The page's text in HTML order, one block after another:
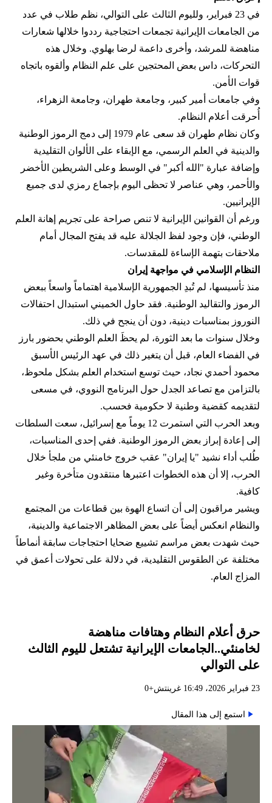
في 23 فبراير، ولليوم الثالث على التوالي، نظم طلاب في عدد
من الجامعات الإيرانية تجمعات احتجاجية رددوا خلالها شعارات
مناهضة للمرشد، وأخرى داعمة لرضا بهلوي. وخلال هذه
التحركات، داس بعض المحتجين على علم النظام وألقوه باتجاه
قوات الأمن.
وفي جامعات أمير كبير، وجامعة طهران، وجامعة الزهراء،
أُحرقت أعلام النظام.
وكان نظام طهران قد سعى عام 1979 إلى دمج الرموز الوطنية
والدينية في العلم الرسمي، مع الإبقاء على الألوان التقليدية
وإضافة عبارة "الله أكبر" في الوسط وعلى الشريطين الأخضر
والأحمر، وهي عناصر لا تحظى اليوم بإجماع رمزي لدى جميع
الإيرانيين.
ورغم أن القوانين الإيرانية لا تنص صراحة على تجريم إهانة العلم
الوطني، فإن وجود لفظ الجلالة عليه قد يفتح المجال أمام
ملاحقات بتهمة الإساءة للمقدسات.
النظام الإسلامي في مواجهة إيران
منذ تأسيسها، لم تُبدِ الجمهورية الإسلامية اهتماماً واسعاً ببعض
الرموز والتقاليد الوطنية. فقد حاول الخميني استبدال احتفالات
النوروز بمناسبات دينية، دون أن ينجح في ذلك.
وخلال سنوات ما بعد الثورة، لم يحظَ العلم الوطني بحضور بارز
في الفضاء العام، قبل أن يتغير ذلك في عهد الرئيس الأسبق
محمود أحمدي‌ نجاد، حيث توسع استخدام العلم بشكل ملحوظ،
بالتزامن مع تصاعد الجدل حول البرنامج النووي، في مسعى
لتقديمه كقضية وطنية لا حكومية فحسب.
وبعد الحرب التي استمرت 12 يوماً مع إسرائيل، سعت السلطات
إلى إعادة إبراز بعض الرموز الوطنية. ففي إحدى المناسبات،
طُلب أداء نشيد "يا إيران" عقب خروج خامنئي من ملجأ خلال
الحرب، إلا أن هذه الخطوات اعتبرها منتقدون متأخرة وغير
كافية.
ويشير مراقبون إلى أن اتساع الهوة بين قطاعات من المجتمع
والنظام انعكس أيضاً على بعض المظاهر الاجتماعية والدينية،
حيث شهدت بعض مراسم تشييع ضحايا احتجاجات سابقة أنماطاً
مختلفة عن الطقوس التقليدية، في دلالة على تحولات أعمق في
المزاج العام.
حرق أعلام النظام وهتافات مناهضة
لخامنئي..الجامعات الإيرانية تشتعل لليوم الثالث
على التوالي
23 فبراير 2026، 16:49 غرينتش+0
استمع إلى هذا المقال